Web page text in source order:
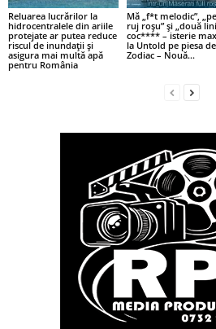
Reluarea lucrărilor la
hidrocentralele din ariile
protejate ar putea reduce
riscul de inundații și
asigura mai multă apă
pentru România
Mă „f*t melodic”,
ruj roșu” și „două
coc**** – isterie
la Untold pe piesa
Zodiac – Nouă...